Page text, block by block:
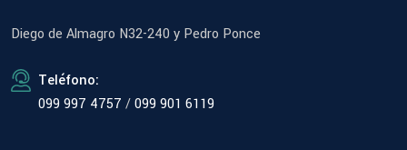
Diego de Almagro N32-240 y Pedro Ponce
Teléfono:
099 997 4757 /099 901 6119